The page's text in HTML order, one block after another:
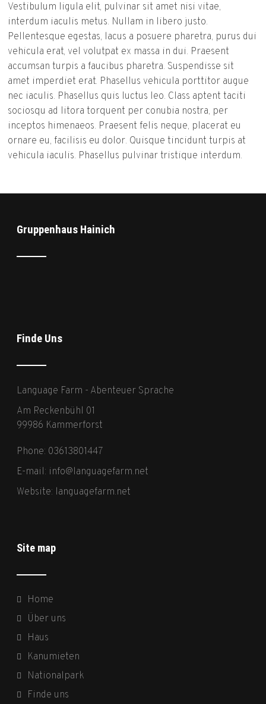
Vestibulum ligula elit, pulvinar sit amet nisi vitae,
interdum iaculis metus. Nullam in libero justo.
Pellentesque egestas, lacus a posuere pharetra, purus dui
vehicula erat, vel volutpat ex massa in dui. Praesent
accumsan turpis a faucibus pharetra. Suspendisse sit
amet imperdiet erat. Phasellus vehicula porttitor augue
nec iaculis. Phasellus quis luctus leo. Class aptent taciti
sociosqu ad litora torquent per conubia nostra, per
inceptos himenaeos. Praesent felis neque, placerat eu
ornare eu, facilisis eu dolor. Quisque tincidunt turpis at
vehicula iaculis. Phasellus pulvinar tristique interdum.
Gruppenhaus Hainich
Finde Uns
Language Farm - Abenteuer Sprache
Am Reckenbühl 01
99986 Kammerforst
Phone: 03613801447
E-mail: info@languagefarm.net
Website: languagefarm.net
Site map
Home
Über uns
Haus
Kanumieten
Nationalpark
Finde uns